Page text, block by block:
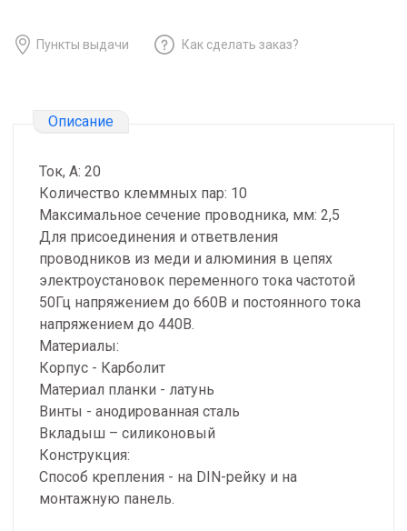
Пункты выдачи Как сделать заказ?
Описание
Ток, А: 20
Количество клеммных пар: 10
Максимальное сечение проводника, мм: 2,5
Для присоединения и ответвления
проводников из меди и алюминия в цепях
электроустановок переменного тока частотой
50Гц напряжением до 660В и постоянного тока
напряжением до 440В.
Материалы:
Корпус - Карболит
Материал планки - латунь
Винты - анодированная сталь
Вкладыш – силиконовый
Конструкция:
Способ крепления - на DIN-рейку и на
монтажную панель.